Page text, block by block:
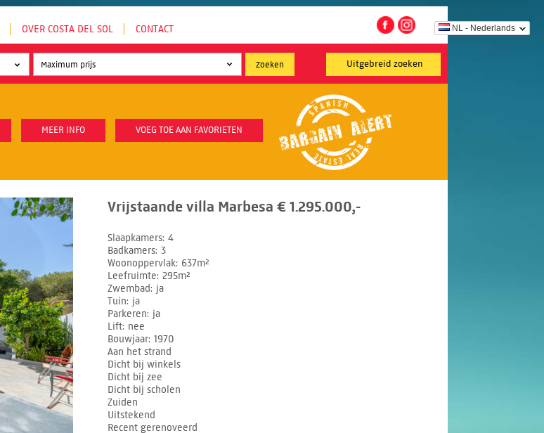
NL - Nederlands
OVER COSTA DEL SOL CONTACT
Uitgebreid zoeken
MEER INFO VOEG TOE AAN FAVORIETEN
Vrijstaande villa Marbesa € 1.295.000,-
Slaapkamers 4
Badkamers 3
Woonoppervlak 637m²
Leefruimte 295m²
Zwembad
ja
Tuin ja
Parkeren ja
Lift nee
Bouwjaar 1970
Aan het strand
Dicht bij winkels
Dicht bij zee
Dicht bij scholen
Zuiden
Uitstekend
Recent gerenoveerd